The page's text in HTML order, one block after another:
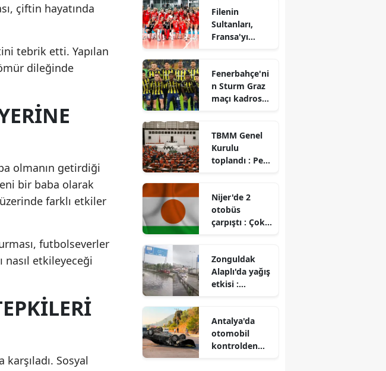
çiftin hayatında
tebrik etti. Yapılan
dileğinde
olmanın getirdiği
bir baba olarak
farklı etkiler
futbolseverler
nasıl etkileyeceği
Sosyal
gerekiyor
Filenin
Sultanları,
Fransa'yı
Fenerbahçe'ni
n Sturm Graz
maçı kadrosu
oluşacak?
TBMM Genel
Kurulu
toplandı : Pek
geldi
Nijer'de 2
otobüs
çarpıştı : Çok
Zonguldak
Alaplı'da yağış
etkisi :
Antalya'da
otomobil
kontrolden